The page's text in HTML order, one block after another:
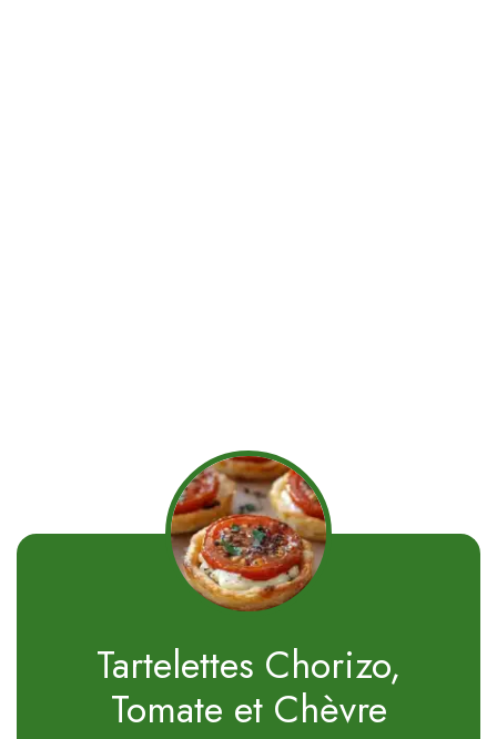
Tartelettes Chorizo,
Tomate et Chèvre